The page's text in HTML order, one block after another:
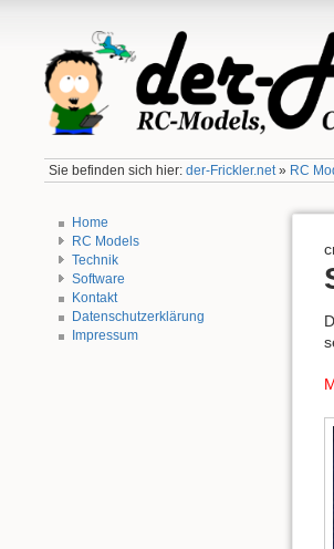
Sie befinden sich hier:der-Frickler.net» RC
Home
RC Models
Technik
Software
Kontakt
Datenschutzerklärung
Impressum